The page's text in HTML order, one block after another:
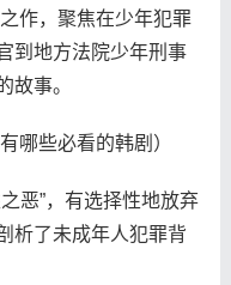
作，聚焦在少年犯罪
到地方法院少年刑事
故事。
恶”，有选择性地放弃
析了未成年人犯罪背